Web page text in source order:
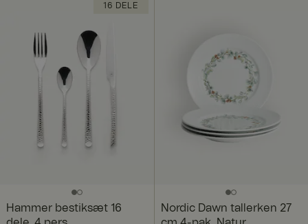
16 DELE
Hammer bestiksæt 16
Nordic Dawn tallerken 27